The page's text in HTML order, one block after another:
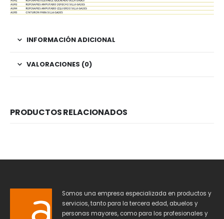
INFORMACIÓN ADICIONAL
VALORACIONES (0)
PRODUCTOS RELACIONADOS
Somos una empresa especializada en productos y
servicios, tanto para la tercera edad, abuelos y
personas mayores, como para los profesionales y